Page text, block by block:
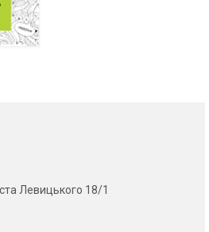
Левицького 18/1